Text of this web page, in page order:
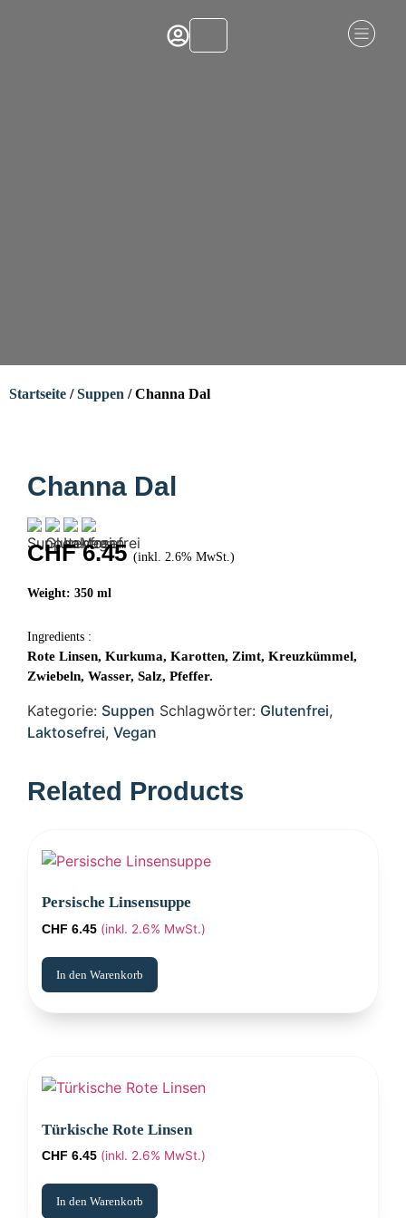
Startseite /Suppen / Channa Dal
Channa Dal
CHF6.45 (inkl. 2.6% MwSt.)
Weight: 350 ml
Ingredients :
Rote Linsen, Kurkuma, Karotten, Zimt, Kreuzkümmel,
Zwiebeln, Wasser, Salz, Pfeffer.
Kategorie: Suppen Schlagwörter: Glutenfrei,
Laktosefrei, Vegan
Persische Linsensuppe
CHF 6.45 (inkl. 2.6% MwSt.)
In den Warenkorb
Türkische Rote Linsen
CHF 6.45 (inkl. 2.6% MwSt.)
In den Warenkorb